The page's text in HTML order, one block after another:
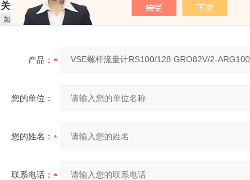
关一站式服务。为您提供更多高品质欧美工业品。
如果你对 VSE螺杆流量计RS100/128 GRO82V/2-ARG100 感兴趣，想了解更
产品：
您的单位：
您的姓名：
联系电话：